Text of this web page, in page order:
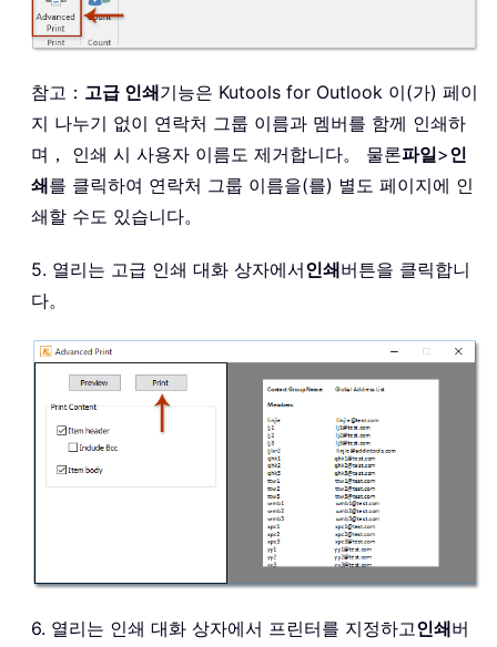
참고： 고급 인쇄기능은 Kutools for Outlook 이(가) 페이
지 나누기 없이 연락처 그룹 이름과 멤버를 함께 인쇄하
며， 인쇄 시 사용자 이름도 제거합니다。 물론파일>인
쇄를 클릭하여 연락처 그룹 이름을(를) 별도 페이지에 인
쇄할 수도 있습니다。
5. 열리는 고급 인쇄 대화 상자에서인쇄버튼을 클릭합니
다。
6. 열리는 인쇄 대화 상자에서 프린터를 지정하고인쇄버